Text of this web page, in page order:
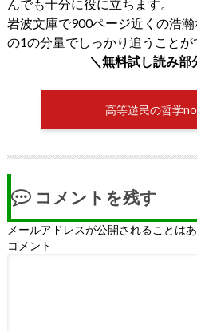
んでも十分に役に立ちます。
岩波文庫で900ページ近くの浩
の1の分量でしっかり追うことが
＼無料試し読み部
高等遊民の哲学
コメントを残す
メールアドレスが公開されることはあ
コメント